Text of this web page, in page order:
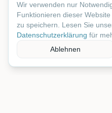
Wir verwenden nur
Funktionieren dieser
zu speichern. Lesen Sie
Datenschutzerklärung für
Ablehnen